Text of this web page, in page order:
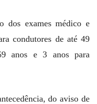
exames médico e
condutores de até 49
anos e 3 anos para
do aviso de